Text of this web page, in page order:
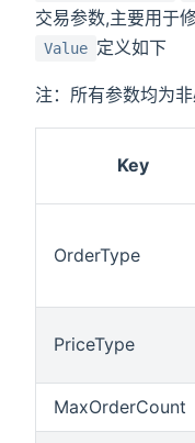
交易参数,主要用于
Value 定义如下
注：所有参数均为
Key
OrderType
PriceType
MaxOrderCount